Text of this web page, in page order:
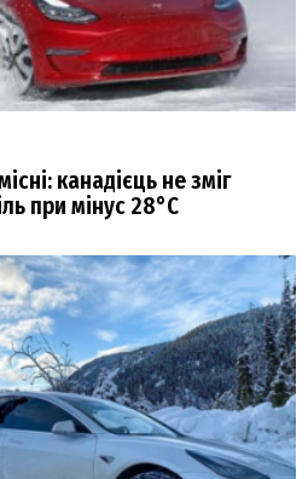
канадієць не зміг
при мінус 28°C